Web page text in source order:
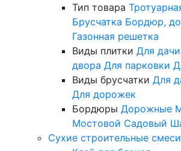
Тип товара
Брусчатка Бордюр,
Газонная решетка
Виды плитки Для дачи
двора Для парковки
Виды брусчатки Для
Для дорожек
Бордюры Дорожные
Мостовой Садовый
Сухие строительные смеси